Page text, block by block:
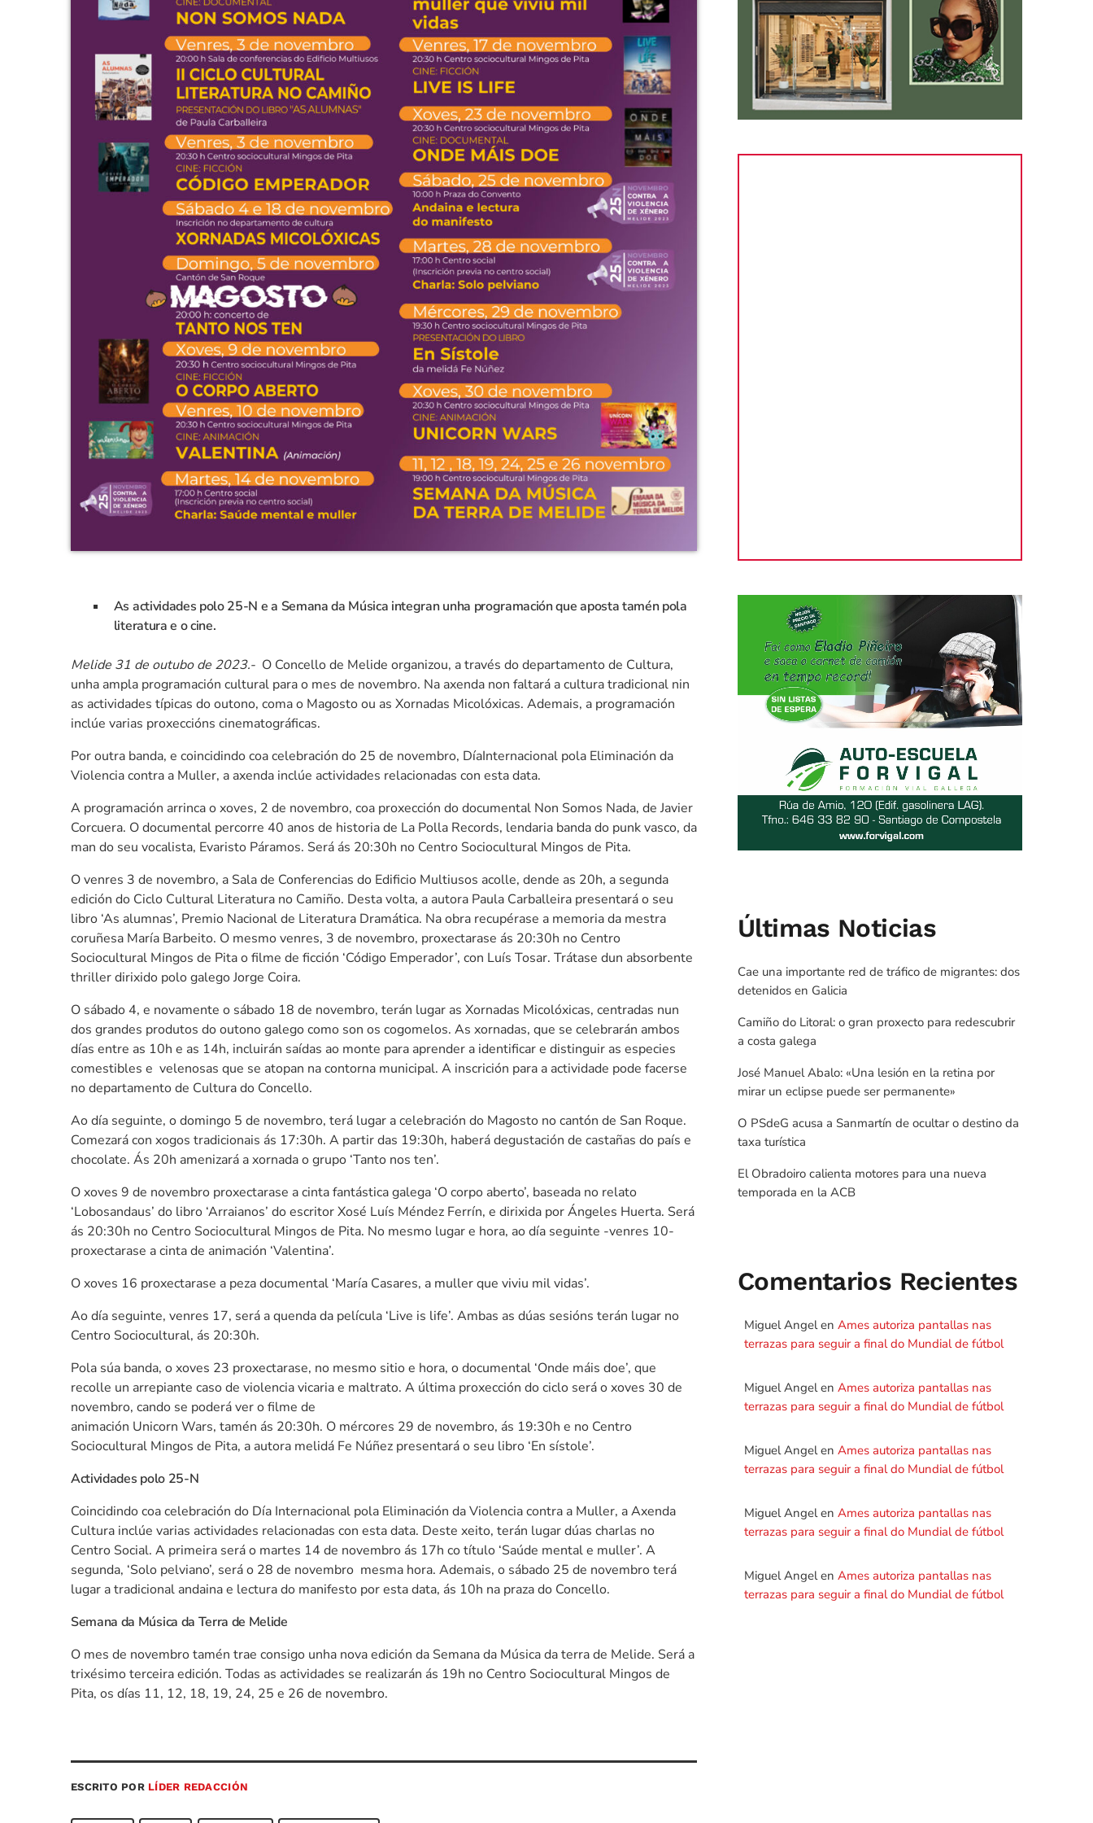
As actividades polo 25-N e a Semana da Música integran unha programación que aposta tamén pola
literatura e o cine.
Melide 31 de outubo de 2023.- O Concello de Melide organizou, a través do departamento de Cultura,
unha ampla programación cultural para o mes de novembro. Na axenda non faltará a cultura tradicional nin
as actividades típicas do outono, coma o Magosto ou as Xornadas Micolóxicas. Ademais, a programación
inclúe varias proxeccións cinematográficas.
Por outra banda, e coincidindo coa celebración do 25 de novembro, DíaInternacional pola Eliminación da
Violencia contra a Muller, a axenda inclúe actividades relacionadas con esta data.
A programación arrinca o xoves, 2 de novembro, coa proxección do documental Non Somos Nada, de Javier
Corcuera. O documental percorre 40 anos de historia de La Polla Records, lendaria banda do punk vasco, da
man do seu vocalista, Evaristo Páramos. Será ás 20:30h no Centro Sociocultural Mingos de Pita.
O venres 3 de novembro, a Sala de Conferencias do Edificio Multiusos acolle, dende as 20h, a segunda
edición do Ciclo Cultural Literatura no Camiño. Desta volta, a autora Paula Carballeira presentará o seu
libro ‘As alumnas’, Premio Nacional de Literatura Dramática. Na obra recupérase a memoria da mestra
coruñesa María Barbeito. O mesmo venres, 3 de novembro, proxectarase ás 20:30h no Centro
Sociocultural Mingos de Pita o filme de ficción ‘Código Emperador’, con Luís Tosar. Trátase dun absorbente
thriller dirixido polo galego Jorge Coira.
O sábado 4, e novamente o sábado 18 de novembro, terán lugar as Xornadas Micolóxicas, centradas nun
dos grandes produtos do outono galego como son os cogomelos. As xornadas, que se celebrarán ambos
días entre as 10h e as 14h, incluirán saídas ao monte para aprender a identificar e distinguir as especies
comestibles e velenosas que se atopan na contorna municipal. A inscrición para a actividade pode facerse
no departamento de Cultura do Concello.
Ao día seguinte, o domingo 5 de novembro, terá lugar a celebración do Magosto no cantón de San Roque.
Comezará con xogos tradicionais ás 17:30h. A partir das 19:30h, haberá degustación de castañas do país e
chocolate. Ás 20h amenizará a xornada o grupo ‘Tanto nos ten’.
O xoves 9 de novembro proxectarase a cinta fantástica galega ‘O corpo aberto’, baseada no relato
‘Lobosandaus’ do libro ‘Arraianos’ do escritor Xosé Luís Méndez Ferrín, e dirixida por Ángeles Huerta. Será
ás 20:30h no Centro Sociocultural Mingos de Pita. No mesmo lugar e hora, ao día seguinte -venres 10-
proxectarase a cinta de animación ‘Valentina’.
O xoves 16 proxectarase a peza documental ‘María Casares, a muller que viviu mil vidas’.
Ao día seguinte, venres 17, será a quenda da película ‘Live is life’. Ambas as dúas sesións terán lugar no
Centro Sociocultural, ás 20:30h.
Pola súa banda, o xoves 23 proxectarase, no mesmo sitio e hora, o documental ‘Onde máis doe’, que
recolle un arrepiante caso de violencia vicaria e maltrato. A última proxección do ciclo será o xoves 30 de
novembro, cando se poderá ver o filme de
animación Unicorn Wars, tamén ás 20:30h. O mércores 29 de novembro, ás 19:30h e no Centro
Sociocultural Mingos de Pita, a autora melidá Fe Núñez presentará o seu libro ‘En sístole’.
Actividades polo 25-N
Coincidindo coa celebración do Día Internacional pola Eliminación da Violencia contra a Muller, a Axenda
Cultura inclúe varias actividades relacionadas con esta data. Deste xeito, terán lugar dúas charlas no
Centro Social. A primeira será o martes 14 de novembro ás 17h co título ‘Saúde mental e muller’. A
segunda, ‘Solo pelviano’, será o 28 de novembro mesma hora. Ademais, o sábado 25 de novembro terá
lugar a tradicional andaina e lectura do manifesto por esta data, ás 10h na praza do Concello.
Semana da Música da Terra de Melide
O mes de novembro tamén trae consigo unha nova edición da Semana da Música da terra de Melide. Será a
trixésimo terceira edición. Todas as actividades se realizarán ás 19h no Centro Sociocultural Mingos de
Pita, os días 11, 12, 18, 19, 24, 25 e 26 de novembro.
ESCRITO POR LÍDER REDACCIÓN
Últimas Noticias
Cae una importante red de tráfico de migrantes: dos
detenidos en Galicia
Camiño do Litoral: o gran proxecto para redescubrir
a costa galega
José Manuel Abalo: «Una lesión en la retina por
mirar un eclipse puede ser permanente»
O PSdeG acusa a Sanmartín de ocultar o destino da
taxa turística
El Obradoiro calienta motores para una nueva
temporada en la ACB
Comentarios Recientes
Miguel Angelen Ames autoriza pantallas nas
terrazas para seguir a final do Mundial de fútbol
Miguel Angelen Ames autoriza pantallas nas
terrazas para seguir a final do Mundial de fútbol
Miguel Angelen Ames autoriza pantallas nas
terrazas para seguir a final do Mundial de fútbol
Miguel Angelen Ames autoriza pantallas nas
terrazas para seguir a final do Mundial de fútbol
Miguel Angelen Ames autoriza pantallas nas
terrazas para seguir a final do Mundial de fútbol